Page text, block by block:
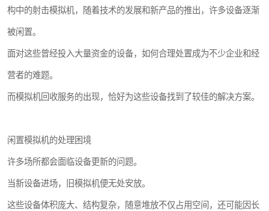
构中的射击模拟机，随着技术的发展和新产品的推出，许多设备逐渐
被闲置。
面对这些曾经投入大量资金的设备，如何合理处置成为不少企业和经
营者的难题。
而模拟机回收服务的出现，恰好为这些设备找到了较佳的解决方案。
闲置模拟机的处理困境
许多场所都会面临设备更新的问题。
当新设备进场，旧模拟机便无处安放。
这些设备体积庞大、结构复杂，随意堆放不仅占用空间，还可能因长